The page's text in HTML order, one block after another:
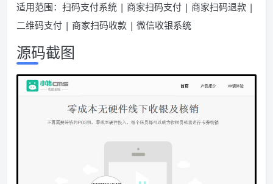
适用范围：扫码支付系统 | 商家扫码支付 | 商家扫码退款 |
二维码支付 | 商家扫码收款 | 微信收银系统
源码截图